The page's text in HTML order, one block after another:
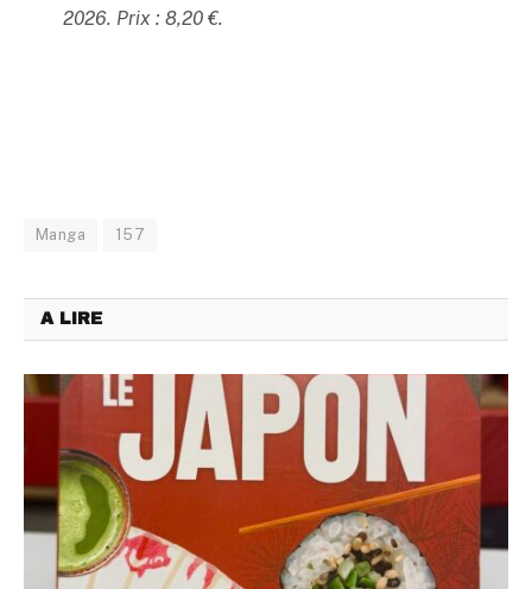
2026. Prix : 8,20 €.
Manga 157
A LIRE